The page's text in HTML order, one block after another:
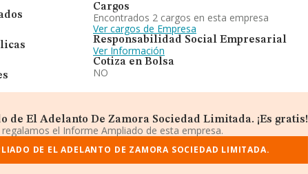
Cargos
Encontrados 2 cargos en esta empresa
Ver cargos de Empresa
Responsabilidad Social Empresarial
Ver Información
Cotiza en Bolsa
NO
de El Adelanto De Zamora Sociedad Limitada. ¡Es gratis!
el Informe Ampliado de esta empresa.
DE EL ADELANTO DE ZAMORA SOCIEDAD LIMITADA.